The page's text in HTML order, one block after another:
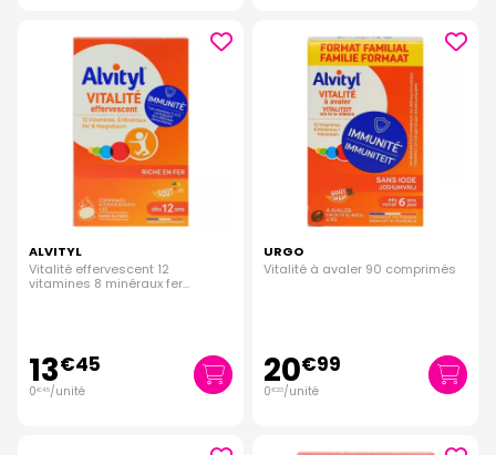
ALVITYL
Vitalité effervescent 12
vitamines 8 minéraux fer
13€45
0€45/unité
URGO
Vitalité à avaler 90 comprimés
20€99
0€23/unité